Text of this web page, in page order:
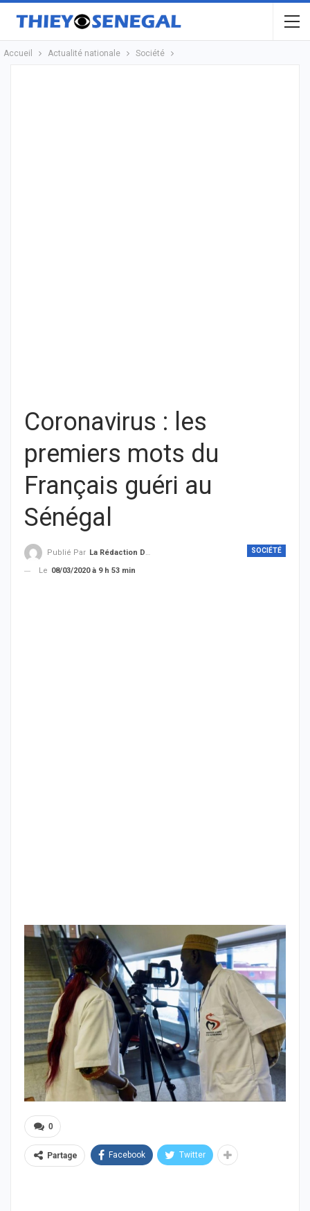
Accueil Actualité nationale Société
Coronavirus : les
premiers mots du
Français guéri au
Sénégal
SOCIÉTÉ
Publié Par La Rédaction De THIEYSENEGAL.com
Le 08/03/2020 à 9 h 53 min
0
Partage Facebook Twitter